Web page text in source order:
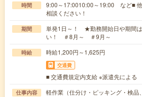
時間
9:00～17:0010:00～19:00 など■
相談ください！
期間
単発1日～！ ★勤務開始日や期間は
い！ ＃8月～ ＃9月～
時給 時給1,200円～1,625円
交通費
■ 交通費規定内支給 ※派遣先による
仕事内容
軽作業（仕分け・ピッキング・検品